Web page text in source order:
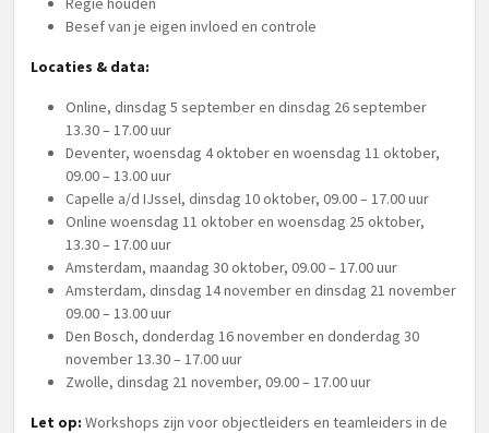
Besef van je eigen invloed en controle
Locaties & data:
Online, dinsdag 5 september en dinsdag 26 september
13.30 – 17.00 uur
Deventer, woensdag 4 oktober en woensdag 11 oktober,
09.00 – 13.00 uur
Capelle a/d IJssel, dinsdag 10 oktober, 09.00 – 17.00 uur
Online woensdag 11 oktober en woensdag 25 oktober,
13.30 – 17.00 uur
Amsterdam, maandag 30 oktober, 09.00 – 17.00 uur
Amsterdam, dinsdag 14 november en dinsdag 21 november
09.00 – 13.00 uur
Den Bosch, donderdag 16 november en donderdag 30
november 13.30 – 17.00 uur
Zwolle, dinsdag 21 november, 09.00 – 17.00 uur
Let op: Workshops zijn voor objectleiders en teamleiders in de